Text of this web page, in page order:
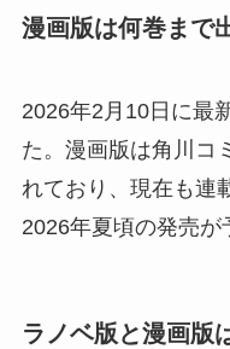
漫画版は何巻まで
2026年2月10日に最
た。漫画版は角川コ
れており、現在も連
2026年夏頃の発売が
ラノベ版と漫画版